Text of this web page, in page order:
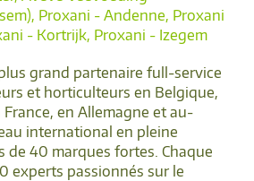
Proxani - Andenne, Proxani
- Kortrijk, Proxani - Izegem
grand partenaire full-service
et horticulteurs en Belgique,
en Allemagne et au-
international en pleine
de 40 marques fortes. Chaque
experts passionnés sur le